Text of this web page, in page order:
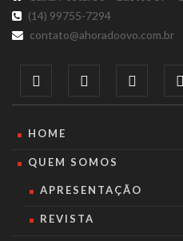
(14) 99755-7294
contato@ahoradoovo.com.br
HOME
QUEM SOMOS
APRESENTAÇÃO
REVISTA